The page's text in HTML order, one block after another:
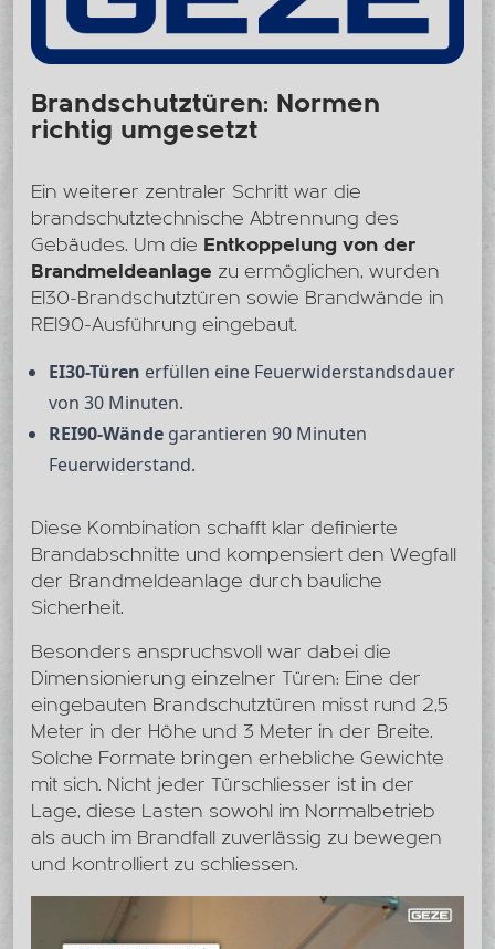
Brandschutztüren: Normen
richtig umgesetzt
Ein weiterer zentraler Schritt war die
brandschutztechnische Abtrennung des
Gebäudes. Um die Entkoppelung von der
Brandmeldeanlage zu ermöglichen, wurden
EI30-Brandschutztüren sowie Brandwände in
REI90-Ausführung eingebaut.
EI30-Türen erfüllen eine Feuerwiderstandsdauer
von 30 Minuten.
REI90-Wände garantieren 90 Minuten
Feuerwiderstand.
Diese Kombination schafft klar definierte
Brandabschnitte und kompensiert den Wegfall
der Brandmeldeanlage durch bauliche
Sicherheit.
Besonders anspruchsvoll war dabei die
Dimensionierung einzelner Türen: Eine der
eingebauten Brandschutztüren misst rund 2,5
Meter in der Höhe und 3 Meter in der Breite.
Solche Formate bringen erhebliche Gewichte
mit sich. Nicht jeder Türschliesser ist in der
Lage, diese Lasten sowohl im Normalbetrieb
als auch im Brandfall zuverlässig zu bewegen
und kontrolliert zu schliessen.